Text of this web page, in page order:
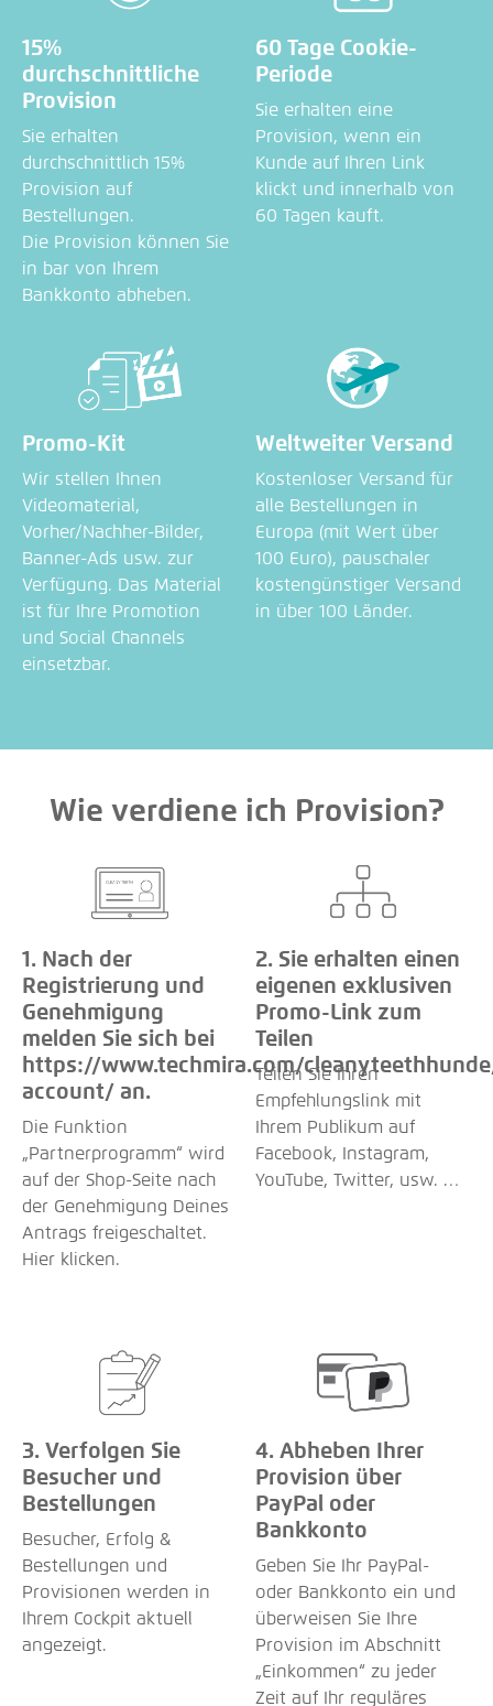
15%
durchschnittliche
Provision
Sie erhalten
durchschnittlich 15%
Provision auf
Bestellungen.
Die Provision können Sie
in bar von Ihrem
Bankkonto abheben.
60 Tage Cookie-
Periode
Sie erhalten eine
Provision, wenn ein
Kunde auf Ihren Link
klickt und innerhalb von
60 Tagen kauft.
Promo-Kit
Wir stellen Ihnen
Videomaterial,
Vorher/Nachher-Bilder,
Banner-Ads usw. zur
Verfügung. Das Material
ist für Ihre Promotion
und Social Channels
einsetzbar.
Weltweiter Versand
Kostenloser Versand für
alle Bestellungen in
Europa (mit Wert über
100 Euro), pauschaler
kostengünstiger Versand
in über 100 Länder.
Wie verdiene ich Provision?
1. Nach der
Registrierung und
Genehmigung
melden Sie sich bei
https://www.techmira.com/
account/ an.
Die Funktion
„Partnerprogramm“ wird
auf der Shop-Seite nach
der Genehmigung Deines
Antrags freigeschaltet.
Hier klicken.
2. Sie erhalten einen
eigenen exklusiven
Promo-Link zum
Teilen
Teilen Sie Ihren
Empfehlungslink mit
Ihrem Publikum auf
Facebook, Instagram,
YouTube, Twitter, usw. …
3. Verfolgen Sie
Besucher und
Bestellungen
Besucher, Erfolg &
Bestellungen und
Provisionen werden in
Ihrem Cockpit aktuell
angezeigt.
4. Abheben Ihrer
Provision über
PayPal oder
Bankkonto
Geben Sie Ihr PayPal-
oder Bankkonto ein und
überweisen Sie Ihre
Provision im Abschnitt
„Einkommen“ zu jeder
Zeit auf Ihr reguläres